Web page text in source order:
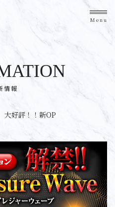
Menu
情報
大好評！！新OP